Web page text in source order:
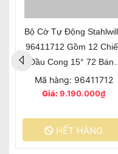
Bộ Cờ Tự Động
96411712 Gồm 12
Đầu Cong 15° 72 Bánh
Răng
Mã hàng: 96411712
Giá:9.190.000₫
HẾT HÀNG